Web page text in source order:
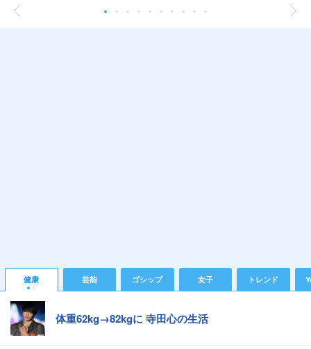
健康 芸能 ゴシップ 女子 トレンド
体重62kg→82kgに 寺田心の生活